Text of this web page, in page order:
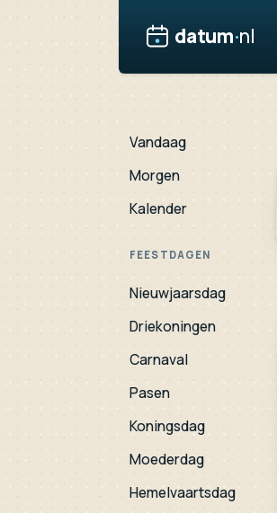
datum·nl
Vandaag
Morgen
Kalender
FEESTDAGEN
Nieuwjaarsdag
Driekoningen
Carnaval
Pasen
Koningsdag
Moederdag
Hemelvaartsdag